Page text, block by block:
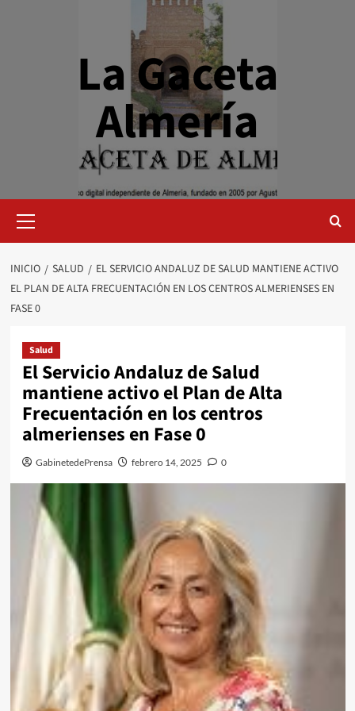
La Gaceta
Almería
primario
INICIO SALUD
EL SERVICIO ANDALUZ DE SALUD MANTIENE ACTIVO
EL PLAN DE ALTA FRECUENTACIÓN EN LOS CENTROS ALMERIENSES EN
FASE 0
Salud
El Servicio Andaluz de Salud
mantiene activo el Plan de Alta
Frecuentación en los centros
almerienses en Fase 0
GabinetedePrensa febrero 14, 2025 0